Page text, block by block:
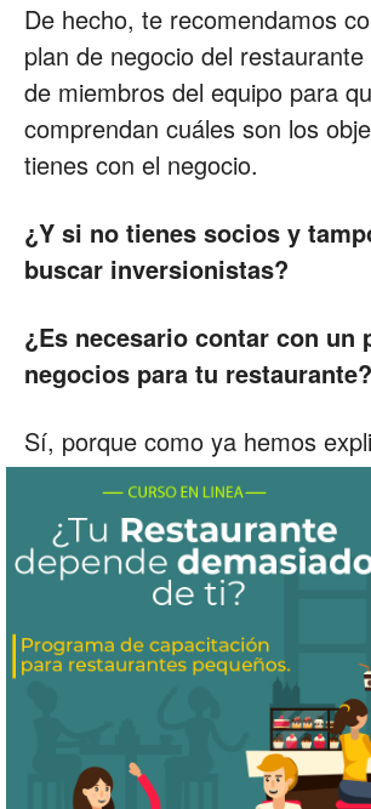
De hecho, te recomendamos
plan de negocio del
de miembros del equipo para
comprendan cuáles son los
tienes con el negocio.
¿Y si no tienes socios y
buscar inversionistas?
¿Es necesario contar con un
negocios para tu restaurante?
Sí, porque como ya hemos
anterioridad,es una forma de
visión completa de tu ideay ver
llegar a ser rentable antes de
moverte y a hacer las primeras
Por eso, si estás pensando en
restaurante o expandir nuevas
empieza por escribir el plan de
que nada.